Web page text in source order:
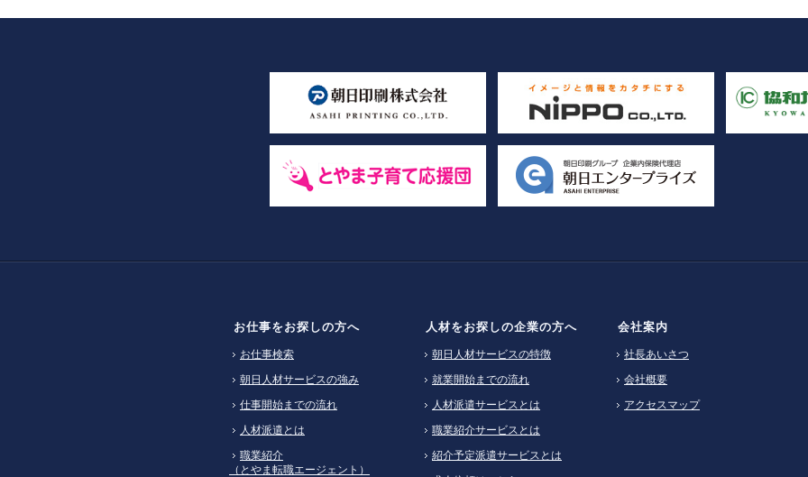
お仕事をお探しの方へ
お仕事検索
朝日人材サービスの強み
仕事開始までの流れ
人材派遣とは
職業紹介
（とやま転職エージェント）
人材をお探しの企業の方へ
朝日人材サービスの特徴
就業開始までの流れ
人材派遣サービスとは
職業紹介サービスとは
紹介予定派遣サービスとは
会社案内
社長あいさつ
会社概要
アクセスマップ